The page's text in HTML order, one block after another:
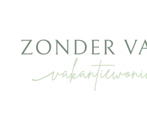
Footer